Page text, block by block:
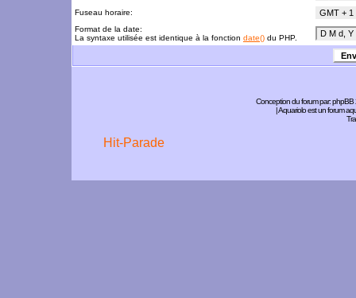
Fuseau horaire:
Format de la date:
La syntaxe utilisée est identique à la fonction date() du PHP.
Conception du forum par:phpBB
| Aquariolo est un forum